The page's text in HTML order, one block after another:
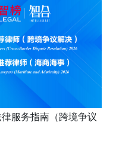
服务指南（跨境争议